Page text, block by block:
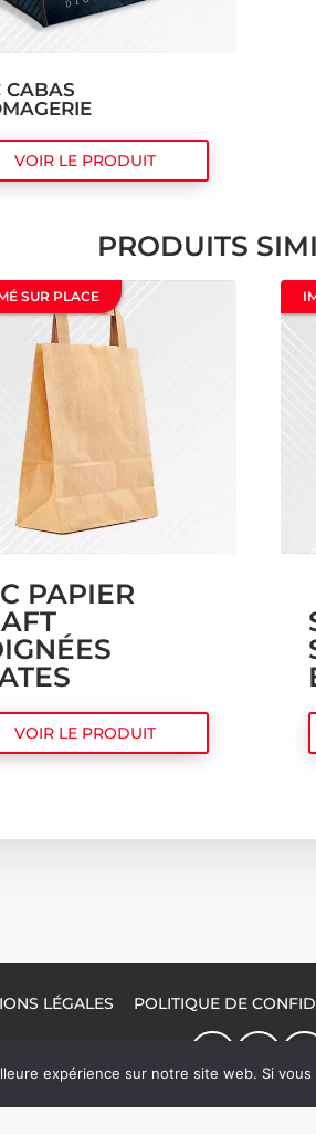
CABAS
VOIR LE PRODUIT
PRODUITS
PAPIER
VOIR LE PRODUIT
SUR PLACE
LÉGALES POLITIQUE DE
expérience sur notre site web. Si